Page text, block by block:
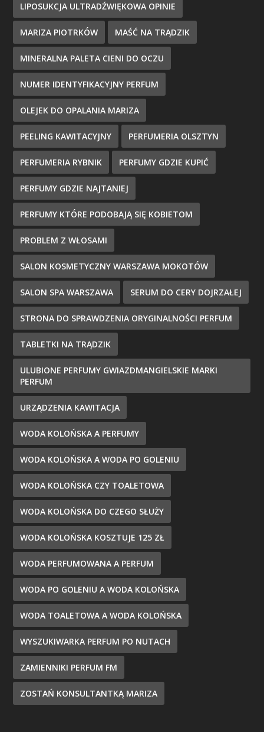
LIPOSUKCJA ULTRADŹWIĘKOWA OPINIE
MARIZA PIOTRKÓW MAŚĆ NA TRĄDZIK
MINERALNA PALETA CIENI DO OCZU
NUMER IDENTYFIKACYJNY PERFUM
OLEJEK DO OPALANIA MARIZA
PEELING KAWITACYJNY PERFUMERIA OLSZTYN
PERFUMERIA RYBNIK PERFUMY GDZIE KUPIĆ
PERFUMY GDZIE NAJTANIEJ
PERFUMY KTÓRE PODOBAJĄ SIĘ KOBIETOM
PROBLEM Z WŁOSAMI
SALON KOSMETYCZNY WARSZAWA MOKOTÓW
SALON SPA WARSZAWA SERUM DO CERY DOJRZAŁEJ
STRONA DO SPRAWDZENIA ORYGINALNOŚCI PERFUM
TABLETKI NA TRĄDZIK
ULUBIONE PERFUMY GWIAZDMANGIELSKIE MARKI
PERFUM
URZĄDZENIA KAWITACJA
WODA KOLOŃSKA A PERFUMY
WODA KOLOŃSKA A WODA PO GOLENIU
WODA KOLOŃSKA CZY TOALETOWA
WODA KOLOŃSKA DO CZEGO SŁUŻY
WODA KOLOŃSKA KOSZTUJE 125 ZŁ
WODA PERFUMOWANA A PERFUM
WODA PO GOLENIU A WODA KOLOŃSKA
WODA TOALETOWA A WODA KOLOŃSKA
WYSZUKIWARKA PERFUM PO NUTACH
ZAMIENNIKI PERFUM FM
ZOSTAŃ KONSULTANTKĄ MARIZA